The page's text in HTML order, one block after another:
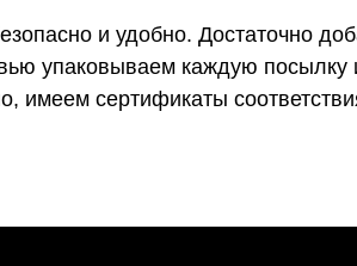
и удобно. Достаточно
упаковываем каждую посылку
имеем сертификаты